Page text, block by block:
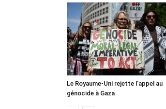
Le Royaume-Uni rejette l’appel au
génocide à Gaza